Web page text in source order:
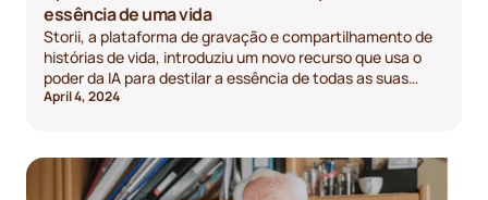
essência de uma vida
Storii, a plataforma de gravação e compartilhamento de
histórias de vida, introduziu um novo recurso que usa o
poder da IA para destilar a essência de todas as suas
histórias, transformando horas de áudio em um resumo
April 4, 2024